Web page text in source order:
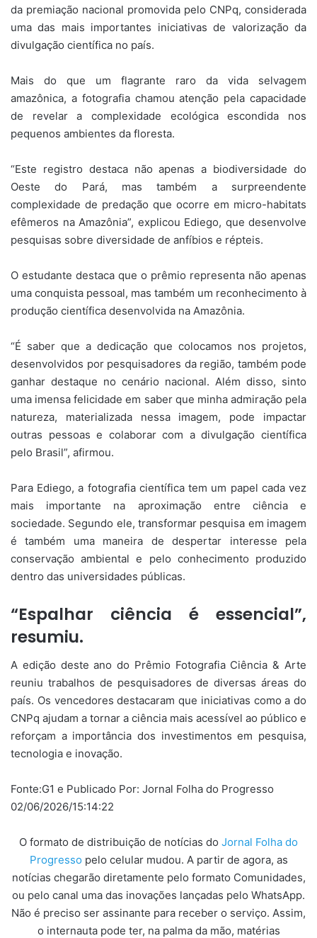
da premiação nacional promovida pelo CNPq, considerada
uma das mais importantes iniciativas de valorização da
divulgação científica no país.
Mais do que um flagrante raro da vida selvagem
amazônica, a fotografia chamou atenção pela capacidade
de revelar a complexidade ecológica escondida nos
pequenos ambientes da floresta.
“Este registro destaca não apenas a biodiversidade do
Oeste do Pará, mas também a surpreendente
complexidade de predação que ocorre em micro-habitats
efêmeros na Amazônia”, explicou Ediego, que desenvolve
pesquisas sobre diversidade de anfíbios e répteis.
O estudante destaca que o prêmio representa não apenas
uma conquista pessoal, mas também um reconhecimento à
produção científica desenvolvida na Amazônia.
“É saber que a dedicação que colocamos nos projetos,
desenvolvidos por pesquisadores da região, também pode
ganhar destaque no cenário nacional. Além disso, sinto
uma imensa felicidade em saber que minha admiração pela
natureza, materializada nessa imagem, pode impactar
outras pessoas e colaborar com a divulgação científica
pelo Brasil”, afirmou.
Para Ediego, a fotografia científica tem um papel cada vez
mais importante na aproximação entre ciência e
sociedade. Segundo ele, transformar pesquisa em imagem
é também uma maneira de despertar interesse pela
conservação ambiental e pelo conhecimento produzido
dentro das universidades públicas.
“Espalhar ciência é essencial”,
resumiu.
A edição deste ano do Prêmio Fotografia Ciência & Arte
reuniu trabalhos de pesquisadores de diversas áreas do
país. Os vencedores destacaram que iniciativas como a do
CNPq ajudam a tornar a ciência mais acessível ao público e
reforçam a importância dos investimentos em pesquisa,
tecnologia e inovação.
Fonte:G1 e Publicado Por: Jornal Folha do Progresso
02/06/2026/15:14:22
O formato de distribuição de notícias do Jornal Folha do
Progresso pelo celular mudou. A partir de agora, as
notícias chegarão diretamente pelo formato Comunidades,
ou pelo canal uma das inovações lançadas pelo WhatsApp.
Não é preciso ser assinante para receber o serviço. Assim,
o internauta pode ter, na palma da mão, matérias